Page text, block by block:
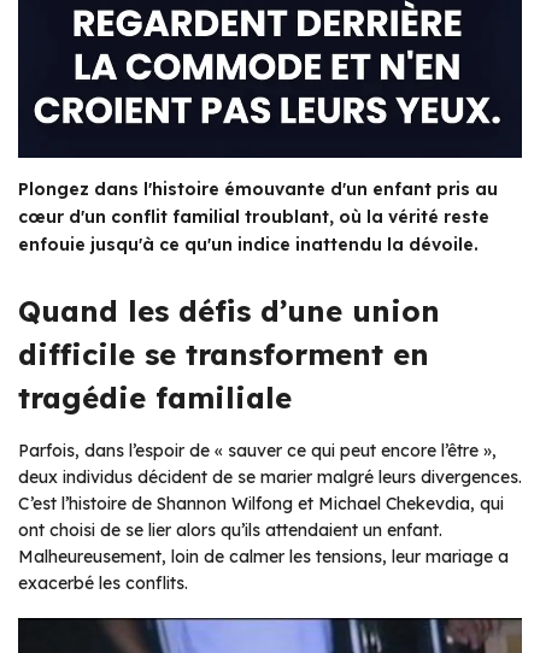
Plongez dans l'histoire émouvante d'un enfant pris au
cœur d'un conflit familial troublant, où la vérité reste
enfouie jusqu'à ce qu'un indice inattendu la dévoile.
Quand les défis d’une union
difficile se transforment en
tragédie familiale
Parfois, dans l’espoir de « sauver ce qui peut encore l’être »,
deux individus décident de se marier malgré leurs divergences.
C’est l’histoire de Shannon Wilfong et Michael Chekevdia, qui
ont choisi de se lier alors qu’ils attendaient un enfant.
Malheureusement, loin de calmer les tensions, leur mariage a
exacerbé les conflits.